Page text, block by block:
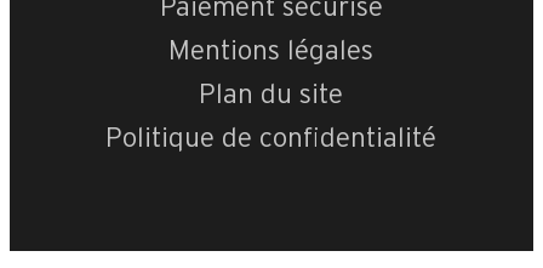
Paiement sécurisé
Mentions légales
Plan du site
Politique de confidentialité